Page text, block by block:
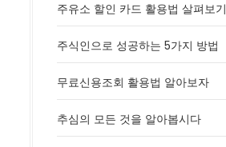
주유소 할인 카드 활용법 살펴보기
주식인으로 성공하는 5가지 방법
무료신용조회 활용법 알아보자
추심의 모든 것을 알아봅시다